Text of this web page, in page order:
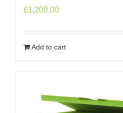
£1,200.00
Add to cart